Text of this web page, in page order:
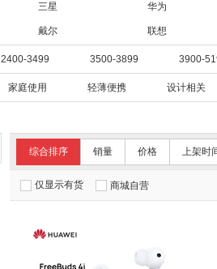
三星 华为
戴尔 联想
2400-3499 3500-3899 3900-
家庭使用 轻薄便携 设计相关
综合排序 销量 价格 上架时
仅显示有货 商城自营